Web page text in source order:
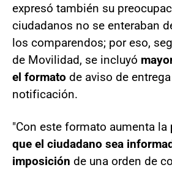
expresó también su
ciudadanos no se enteraban
los comparendos; por eso,
de Movilidad, se incluyó
el formato de aviso de
notificación.
"Con este formato aumenta la
que el ciudadano sea
imposición de una orden de